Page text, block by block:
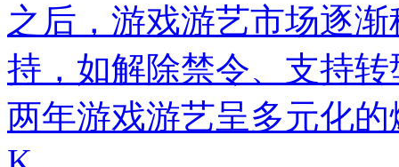
之后，游戏游艺市场逐
持，如解除禁令、支持
两年游戏游艺呈多元化